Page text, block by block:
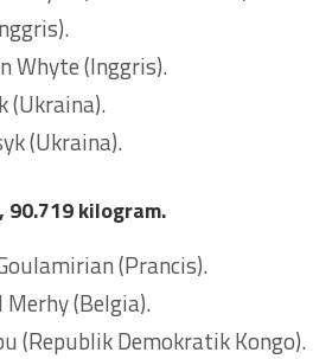
Whyte (Inggris).
(Ukraina).
(Ukraina).
90.719 kilogram.
(Prancis).
Merhy (Belgia).
(Republik Demokratik Kongo).